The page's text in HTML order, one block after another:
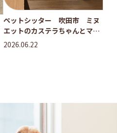
ペットシッター 吹田市 ミヌ
エットのカステラちゃんとマル
プーのこむぎちゃん
2026.06.22